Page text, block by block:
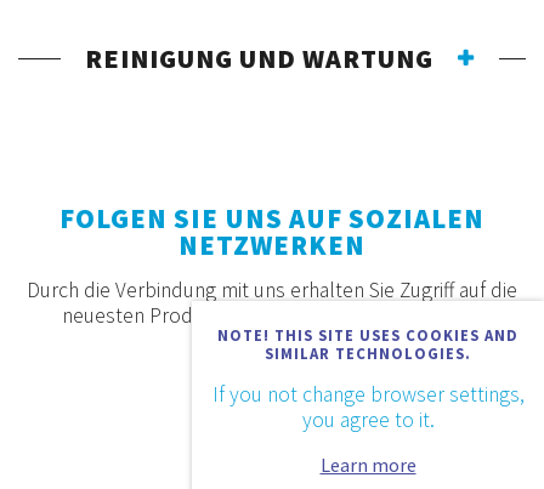
REINIGUNG UND WARTUNG
NOTE! THIS SITE USES COOKIES AND
SIMILAR TECHNOLOGIES.
If you not change browser settings,
you agree to it.
Learn more
FOLGEN SIE UNS AUF SOZIALEN
NETZWERKEN
Durch die Verbindung mit uns erhalten Sie Zugriff auf die
neuesten Produkte, Angebote und Neuigkeiten.